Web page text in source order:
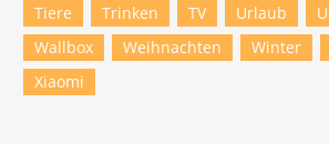
Tiere
Trinken TV Urlaub
Wallbox
Weihnachten Winter
Xiaomi